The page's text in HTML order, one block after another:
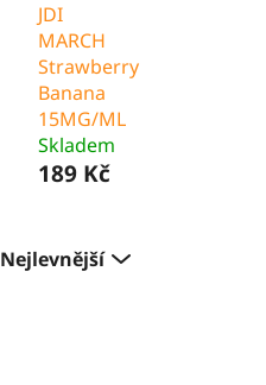
JDI
MARCH
Strawberry
Banana
15MG/ML
Skladem
189 Kč
Nejlevnější